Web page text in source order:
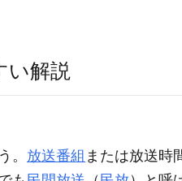
い解説
。 放送番組 または放送時